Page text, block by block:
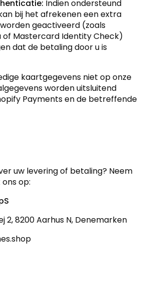
Indien ondersteund
bij het afrekenen een extra
geactiveerd (zoals
of Mastercard Identity Check)
dat de betaling door u is
kaartgegevens niet op onze
worden uitsluitend
Payments en de betreffende
uw levering of betaling? Neem
op:
2, 8200 Aarhus N, Denemarken